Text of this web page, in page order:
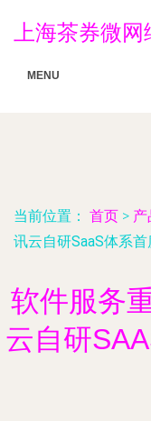
上海茶券微
MENU
当前位置： 首页 > 产
讯云自研SaaS体系
软件服务
云自研